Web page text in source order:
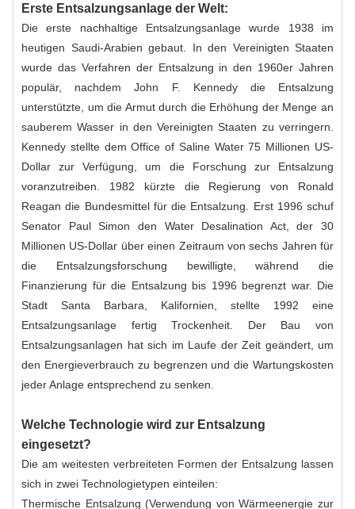
Erste Entsalzungsanlage der Welt:
Die erste nachhaltige Entsalzungsanlage wurde 1938 im
heutigen Saudi-Arabien gebaut. In den Vereinigten Staaten
wurde das Verfahren der Entsalzung in den 1960er Jahren
populär, nachdem John F. Kennedy die Entsalzung
unterstützte, um die Armut durch die Erhöhung der Menge an
sauberem Wasser in den Vereinigten Staaten zu verringern.
Kennedy stellte dem Office of Saline Water 75 Millionen US-
Dollar zur Verfügung, um die Forschung zur Entsalzung
voranzutreiben. 1982 kürzte die Regierung von Ronald
Reagan die Bundesmittel für die Entsalzung. Erst 1996 schuf
Senator Paul Simon den Water Desalination Act, der 30
Millionen US-Dollar über einen Zeitraum von sechs Jahren für
die Entsalzungsforschung bewilligte, während die
Finanzierung für die Entsalzung bis 1996 begrenzt war. Die
Stadt Santa Barbara, Kalifornien, stellte 1992 eine
Entsalzungsanlage fertig Trockenheit. Der Bau von
Entsalzungsanlagen hat sich im Laufe der Zeit geändert, um
den Energieverbrauch zu begrenzen und die Wartungskosten
jeder Anlage entsprechend zu senken.
Welche Technologie wird zur Entsalzung
eingesetzt?
Die am weitesten verbreiteten Formen der Entsalzung lassen
sich in zwei Technologietypen einteilen:
Thermische Entsalzung (Verwendung von Wärmeenergie zur